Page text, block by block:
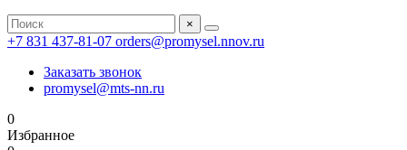
×
+7 831 437-81-07 orders@promysel.nnov.ru
Заказать звонок
promysel@mts-nn.ru
0
Избранное